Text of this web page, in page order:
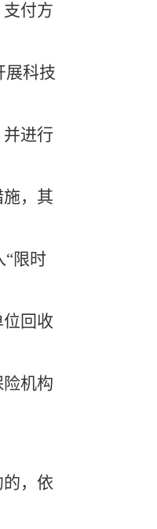
付方
展科技
进行
施，其
“限时
回收
机构
，依